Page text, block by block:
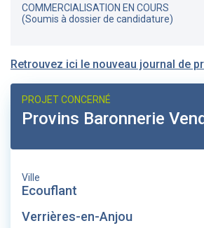
COMMERCIALISATION EN COURS
(Soumis à dossier de candidature)
Retrouvez ici le nouveau journal de
PROJET CONCERNÉ
Provins Baronnerie
Ville
Ecouflant
Verrières-en-Anjou